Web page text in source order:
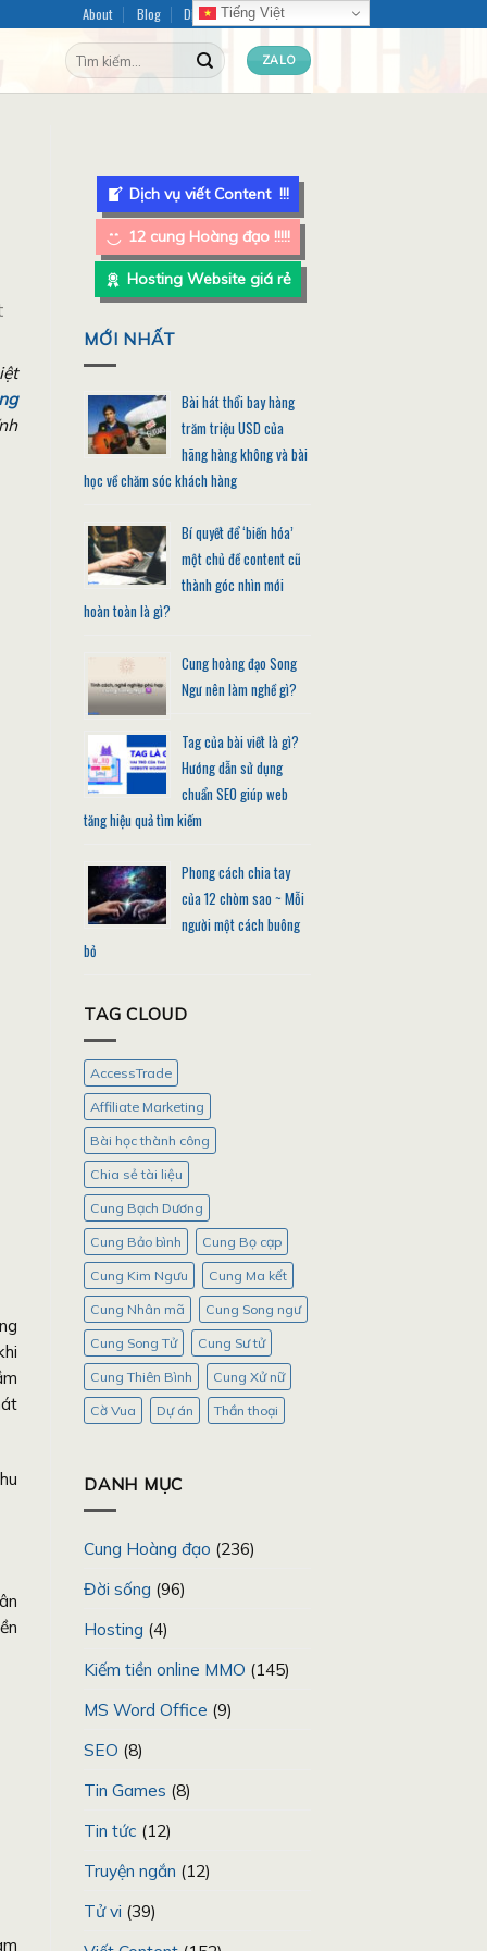
About Blog Dịch vụ Content
Tìm
kiếm:
ZALO
Dịch vụ viết Content !!!
12 cung Hoàng đạo !!!!!
Hosting Website giá rẻ
MỚI NHẤT
Bài hát thổi bay hàng
trăm triệu USD của
hãng hàng không và bài
học về chăm sóc khách hàng
Bí quyết để ‘biến hóa’
một chủ đề content cũ
thành góc nhìn mới
hoàn toàn là gì?
Cung hoàng đạo Song
Ngư nên làm nghề gì?
Tag của bài viết là gì?
Hướng dẫn sử dụng
chuẩn SEO giúp web
tăng hiệu quả tìm kiếm
Phong cách chia tay
của 12 chòm sao ~ Mỗi
người một cách buông
bỏ
TAG CLOUD
AccessTrade
Affiliate Marketing
Bài học thành công
Chia sẻ tài liệu
Cung Bạch Dương
Cung Bảo bình Cung Bọ cạp
Cung Kim Ngưu Cung Ma kết
Cung Nhân mã Cung Song ngư
Cung Song Tử Cung Sư tử
Cung Thiên Bình Cung Xử nữ
Cờ Vua Dự án Thần thoại
DANH MỤC
Cung Hoàng đạo (236)
Đời sống (96)
Hosting (4)
Kiếm tiền online MMO (145)
MS Word Office (9)
SEO (8)
Tin Games (8)
Tin tức (12)
Truyện ngắn (12)
Tử vi (39)
Tiếng Việt